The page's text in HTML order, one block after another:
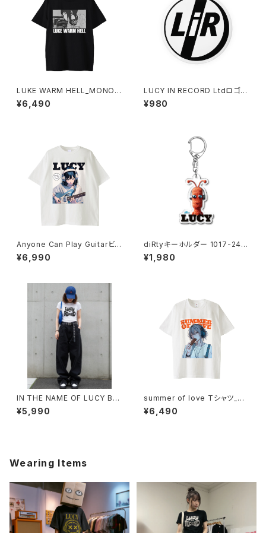
LUKE WARM HELL_MONO
Tシャツ 1014-230221343
¥6,490
LUCY IN RECORD Ltdロゴバ
ッジ 1020-241126116
¥980
Anyone Can Play Guitarビッ
グTシャツ 1014-230221077
¥6,990
diRtyキーホルダー 1017-240
218014
¥1,980
IN THE NAME OF LUCY BA
BYTシャツ 1014-230221285
¥5,990
summer of love Tシャツ_bit
ter memory 1014-23022116
5
¥6,490
Wearing Items